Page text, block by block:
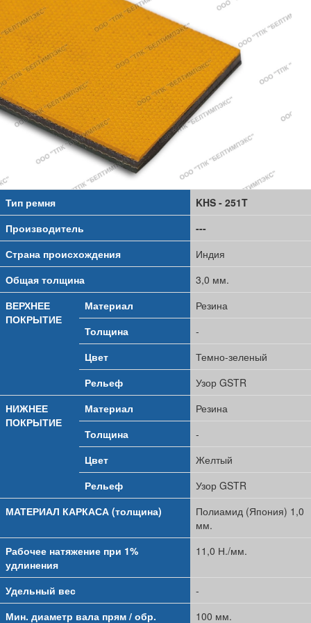
Тип ремня
KHS - 251T
Производитель
---
Страна происхождения
Индия
Общая толщина
3,0 мм.
ВЕРХНЕЕ
ПОКРЫТИЕ
Материал
Резина
Толщина
-
Цвет
Темно-зеленый
Рельеф
Узор GSTR
НИЖНЕЕ
ПОКРЫТИЕ
Материал
Резина
Толщина
-
Цвет
Желтый
Рельеф
Узор GSTR
МАТЕРИАЛ КАРКАСА (толщина)
Полиамид (Япония) 1,0
мм.
Рабочее натяжение при 1%
удлинения
11,0 Н./мм.
Удельный вес
-
Мин. диаметр вала прям / обр.
100 мм.